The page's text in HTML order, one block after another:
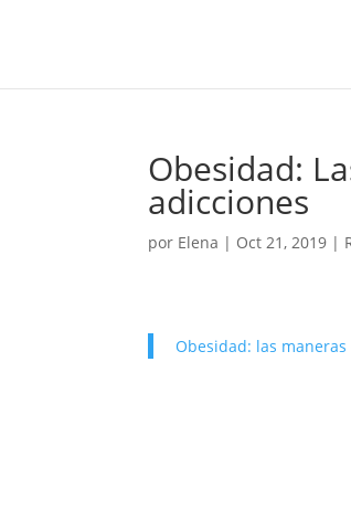
Obesidad:
adicciones
por Elena | Oct 21, 2019 |
Obesidad: las